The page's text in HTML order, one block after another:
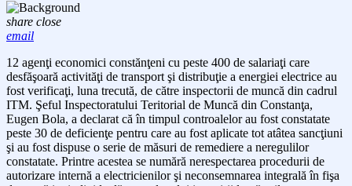
share close
email
12 agenţi economici constănţeni cu peste 400 de salariaţi care
desfăşoară activităţi de transport şi distribuţie a energiei electrice au
fost verificaţi, luna trecută, de către inspectorii de muncă din cadrul
ITM. Şeful Inspectoratului Teritorial de Muncă din Constanţa,
Eugen Bola, a declarat că în timpul controalelor au fost constatate
peste 30 de deficienţe pentru care au fost aplicate tot atâtea sancţiuni
şi au fost dispuse o serie de măsuri de remediere a neregulilor
constatate. Printre acestea se numără nerespectarea procedurii de
autorizare internă a electricienilorşi neconsemnarea integrală în fişa